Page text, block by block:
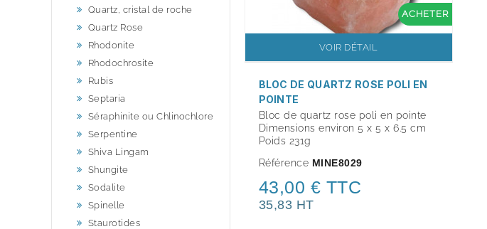
Quartz, cristal de roche
Quartz Rose
Rhodonite
Rhodochrosite
Rubis
Septaria
Séraphinite ou Chlinochlore
Serpentine
Shiva Lingam
Shungite
Sodalite
Spinelle
Staurotides
ACHETER
VOIR DÉTAIL
BLOC DE QUARTZ ROSE POLI EN
POINTE
Bloc de quartz rose poli en pointe
Dimensions environ 5 x 5 x 6.5 cm
Poids 231g
Référence MINE8029
43,00 € TTC
35,83 HT